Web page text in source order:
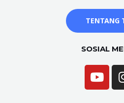
TENTANG
SOSIAL